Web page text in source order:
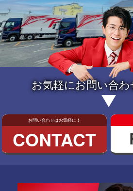
お気軽にお問い合
お問い合わせはお気軽に！
CONTACT